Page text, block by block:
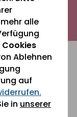
alle
Ablehnen
auf
in unserer